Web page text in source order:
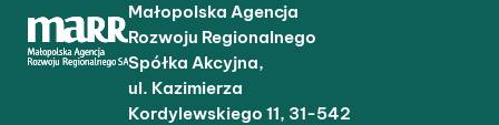
Małopolska Agencja
Rozwoju Regionalnego
Spółka Akcyjna,
ul. Kazimierza
Kordylewskiego 11, 31-542